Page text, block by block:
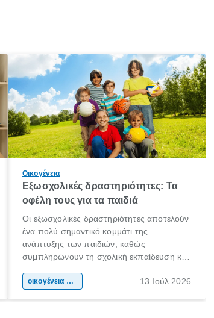
Οικογένεια
Εξωσχολικές δραστηριότητες: Τα
οφέλη τους για τα παιδιά
Οι εξωσχολικές δραστηριότητες αποτελούν
ένα πολύ σημαντικό κομμάτι της
ανάπτυξης των παιδιών, καθώς
συμπληρώνουν τη σχολική εκπαίδευση και
της προσωπικότητας, της κοινωνικότητας
οικογένεια & παιδί 13 Ιούλ 2026